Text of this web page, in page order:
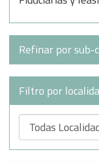
Refinar por sub-
Filtro por